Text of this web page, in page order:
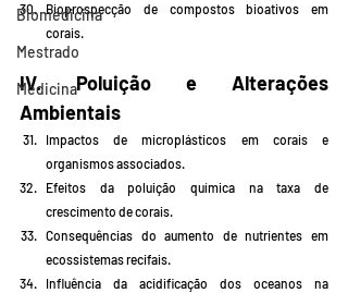
Biomedicina
Mestrado
Medicina
Bioprospecção de compostos bioativos em
corais.
IV. Poluição e Alterações
Ambientais
Impactos de microplásticos em corais e
organismos associados.
Efeitos da poluição química na taxa de
crescimento de corais.
Consequências do aumento de nutrientes em
ecossistemas recifais.
Influência da acidificação dos oceanos na